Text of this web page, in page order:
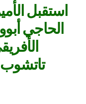
استقبل
الحاجي
تاتشوب